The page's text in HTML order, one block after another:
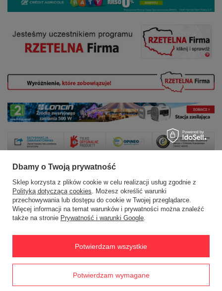
Zamówienia
Status zamówienia
Śledzenie przesyłki
Chcę zwrócić produkt
Chcę wymienić towar
Dbamy o Twoją prywatność
Sklep korzysta z plików cookie w celu realizacji usług zgodnie z
Polityką dotyczącą cookies. Możesz określić warunki
przechowywania lub dostępu do cookie w Twojej przeglądarce.
Więcej informacji na temat warunków i prywatności można znaleźć
także na stronie Prywatność i warunki Google.
Potwierdzam wymagane
Potwierdzam wszystkie